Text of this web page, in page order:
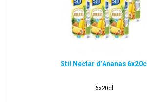
Stil Nectar d’Ananas 6x20cl
6x20cl